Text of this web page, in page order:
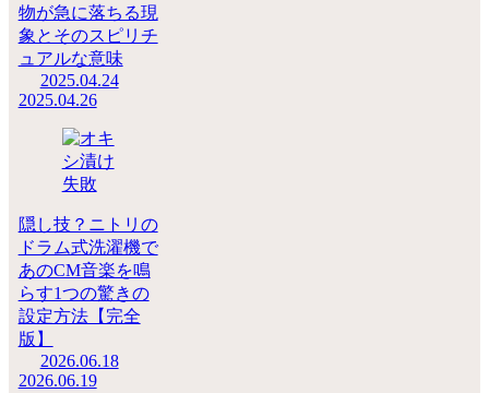
物が急に落ちる現
象とそのスピリチ
ュアルな意味
2025.04.24
2025.04.26
隠し技？ニトリの
ドラム式洗濯機で
あのCM音楽を鳴
らす1つの驚きの
設定方法【完全
版】
2026.06.18
2026.06.19